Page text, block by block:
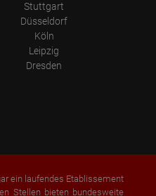
Stuttgart
Düsseldorf
Köln
Leipzig
Dresden
ein laufendes Etablissement
Stellen bieten bundesweite